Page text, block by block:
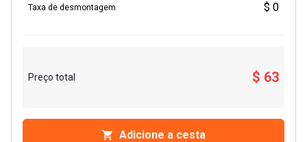
Taxa de desmontagem $ 0
Preço total $ 63
Adicione a cesta